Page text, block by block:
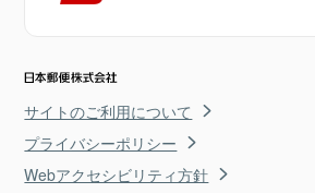
サイトのご利用について
プライバシーポリシー
Webアクセシビリティ方針